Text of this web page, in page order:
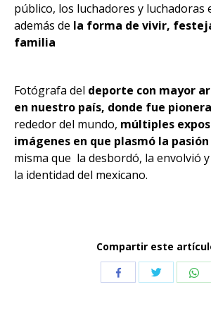
público, los luchadores y luchadoras
además de la forma de vivir,
familia
Fotógrafa del deporte con mayor
en nuestro país, donde fue pionera
rededor del mundo, múltiples
imágenes en que plasmó la
misma que la desbordó, la envolvió
la identidad del mexicano.
Compartir este
CompartirCompartir